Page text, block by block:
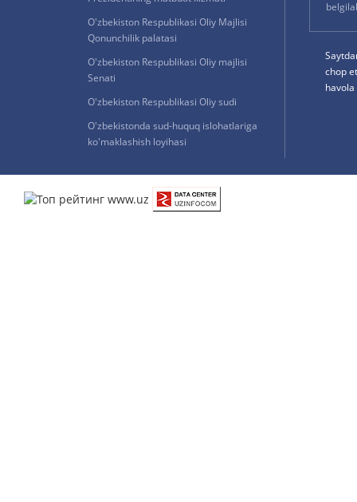
O'zbekiston Respublikasi Oliy Majlisi
Qonunchilik palatasi
O'zbekiston Respublikasi Oliy majlisi
Senati
O'zbekiston Respublikasi Oliy sudi
O'zbekistonda sud-huquq islohatlariga
ko'maklashish loyihasi
chop